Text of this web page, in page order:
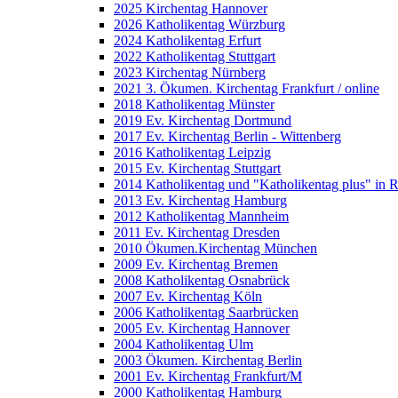
2025 Kirchentag Hannover
2026 Katholikentag Würzburg
2024 Katholikentag Erfurt
2022 Katholikentag Stuttgart
2023 Kirchentag Nürnberg
2021 3. Ökumen. Kirchentag Frankfurt / online
2018 Katholikentag Münster
2019 Ev. Kirchentag Dortmund
2017 Ev. Kirchentag Berlin - Wittenberg
2016 Katholikentag Leipzig
2015 Ev. Kirchentag Stuttgart
2014 Katholikentag und "Katholikentag plus" in
2013 Ev. Kirchentag Hamburg
2012 Katholikentag Mannheim
2011 Ev. Kirchentag Dresden
2010 Ökumen.Kirchentag München
2009 Ev. Kirchentag Bremen
2008 Katholikentag Osnabrück
2007 Ev. Kirchentag Köln
2006 Katholikentag Saarbrücken
2005 Ev. Kirchentag Hannover
2004 Katholikentag Ulm
2003 Ökumen. Kirchentag Berlin
2001 Ev. Kirchentag Frankfurt/M
2000 Katholikentag Hamburg